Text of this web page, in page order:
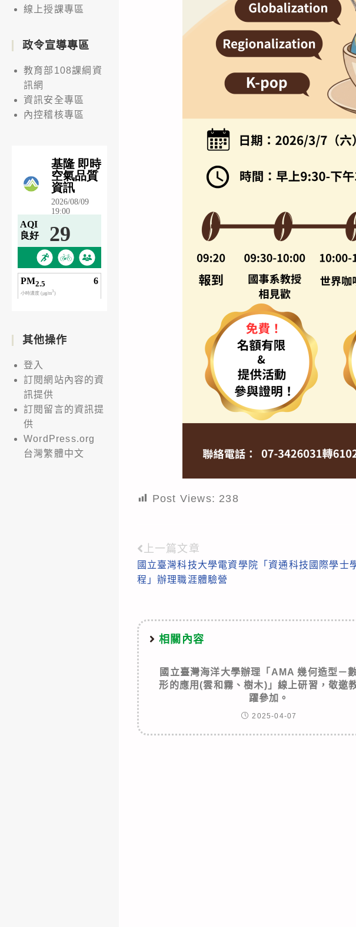
Post Views: 238
Read
more
上一篇文章
國立臺灣科技大學電資學院「資通科技國際學士
程」辦理職涯體驗營
相關內容
國立臺灣海洋大學辦理「AMA 幾何造型－
形的應用(雲和霧、樹木)」線上研習，敬邀
躍參加。
2025-04-07
線上授課專區
政令宣導專區
教育部108課綱資
訊網
資訊安全專區
內控稽核專區
其他操作
登入
訂閱網站內容的資
訊提供
訂閱留言的資訊提
供
WordPress.org
台灣繁體中文